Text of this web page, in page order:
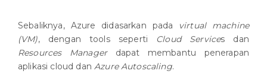
Sebaliknya, Azure didasarkan pada
virtual machine
(VM), dengan tools seperti Cloud Services dan
Resources Managerdapat membantu penerapan
aplikasi cloud danAzure Autoscaling.